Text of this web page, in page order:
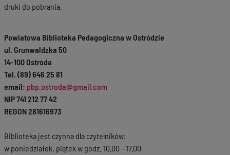
druki do pobrania.
Powiatowa Biblioteka Pedagogiczna w Ostródzie
ul. Grunwaldzka 50
14-100 Ostróda
Tel. (89) 646 25 81
email: pbp.ostroda@gmail.com
NIP 741 212 77 42
REGON 281616973
Biblioteka jest czynna dla czytelników:
w poniedziałek, piątek w godz. 10.00 - 17.00